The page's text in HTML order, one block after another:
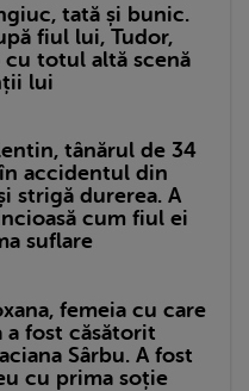
tată și bunic.
fiul lui, Tudor,
cu totul altă scenă
lui
tânărul de 34
accidentul din
strigă durerea. A
cum fiul ei
suflare
femeia cu care
a fost căsătorit
Sârbu. A fost
cu prima soție